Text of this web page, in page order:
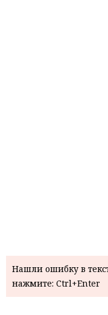
Нашли ошибку в
нажмите: Ctrl+Enter